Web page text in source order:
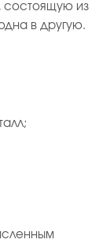
состоящую из
в другую.